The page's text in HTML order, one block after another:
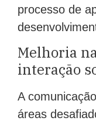
processo de
Melhoria
interação
A
áreas